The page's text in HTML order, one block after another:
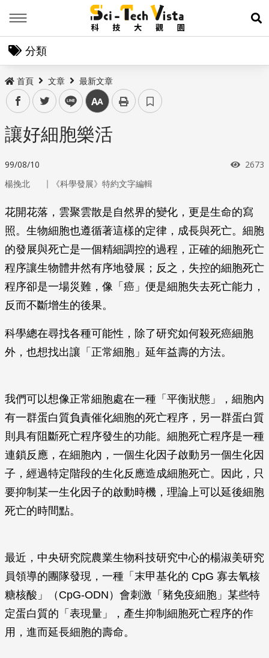
展
分類
首頁 文章 最新文章
facebooktwitter line 中
讓好細胞樂活
99/08/10 瀏覽
2673
楊挽北 ｜ 《科學發展》特約文字編輯
花開花落，雲聚雲散是自然界的變化，更是生命的寫
照。生物細胞也遵循著這樣的定律，成長與死亡。細胞
的發展與死亡是一個精細調控的過程，正確的細胞死亡
程序讓生物體井然有序地發展；反之，失控的細胞死亡
程序卻是一場災難，像「癌」便是細胞失去死亡能力，
反而不斷增生的後果。
科學總在尋找各種可能性，除了研究如何殺死癌細胞
外，也想找出讓「正常細胞」延年益壽的方法。
我們可以想像正常細胞處在一種「平衡狀態」，細胞內
有一群蛋白質負責催化細胞的死亡程序，另一群蛋白質
則具有阻斷死亡程序發生的功能。細胞死亡程序是一種
連鎖反應，在細胞內，一個生化因子啟動另一個生化因
子，經過特定階段的生化反應造成細胞死亡。因此，只
要抑制某一生化因子的啟動時機，理論上可以延後細胞
死亡的時間點。
最近，中央研究院農業生物科技研究中心的楊淑美研究
員領導的團隊發現，一種「末甲基化的 CpG 寡去氧核
糖核酸」（CpG-ODN）會刺激「豬免疫細胞」某些特
定蛋白質的「表現量」，產生抑制細胞死亡程序的作
用，進而延長細胞的壽命。